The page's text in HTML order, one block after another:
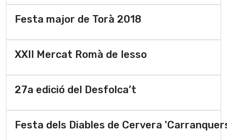
Festa major de Torà 2018
XXII Mercat Romà de Iesso
27a edició del Desfolca’t
Festa dels Diables de Cervera